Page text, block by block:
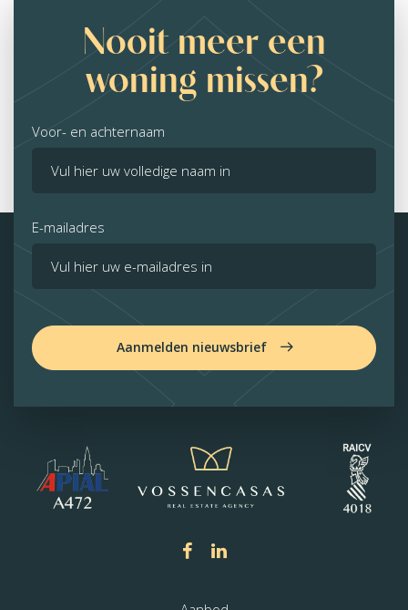
Nooit meer een
woning missen?
Voor- en achternaam
E-mailadres
Aanmelden nieuwsbrief